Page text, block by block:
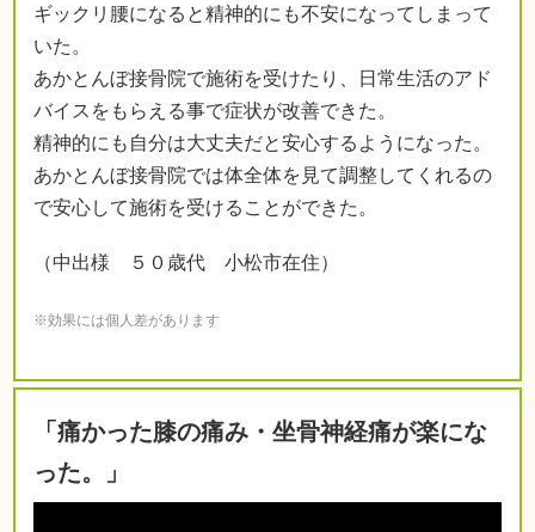
ギックリ腰になると精神的にも不安になってしまって
いた。
あかとんぼ接骨院で施術を受けたり、日常生活のアド
バイスをもらえる事で症状が改善できた。
精神的にも自分は大丈夫だと安心するようになった。
あかとんぼ接骨院では体全体を見て調整してくれるの
で安心して施術を受けることができた。
（中出様 ５０歳代 小松市在住）
※効果には個人差があります
「痛かった膝の痛み・坐骨神経痛が楽にな
った。」